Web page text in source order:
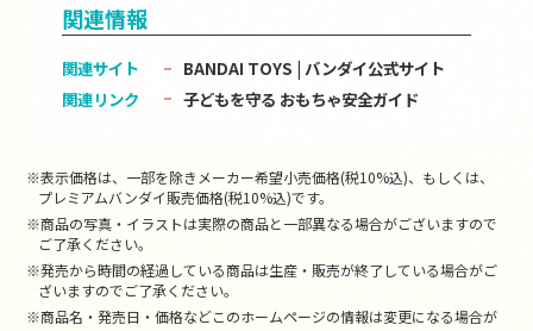
関連情報
関連サイト
BANDAI TOYS | バンダイ公式サイト
関連リンク
子どもを守る おもちゃ安全ガイド
※表示価格は、一部を除きメーカー希望小売価格(税10%込)、もしくは、
プレミアムバンダイ販売価格(税10%込)です。
※商品の写真・イラストは実際の商品と一部異なる場合がございますので
ご了承ください。
※発売から時間の経過している商品は生産・販売が終了している場合がご
ざいますのでご了承ください。
※商品名・発売日・価格などこのホームページの情報は変更になる場合が